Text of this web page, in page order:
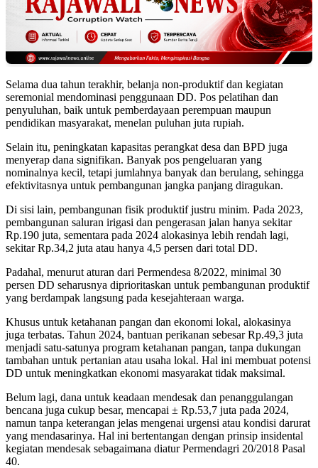
Selama dua tahun terakhir, belanja non-produktif dan kegiatan
seremonial mendominasi penggunaan DD. Pos pelatihan dan
penyuluhan, baik untuk pemberdayaan perempuan maupun
pendidikan masyarakat, menelan puluhan juta rupiah.
‎Selain itu, peningkatan kapasitas perangkat desa dan BPD juga
menyerap dana signifikan. Banyak pos pengeluaran yang
nominalnya kecil, tetapi jumlahnya banyak dan berulang, sehingga
efektivitasnya untuk pembangunan jangka panjang diragukan.
‎Di sisi lain, pembangunan fisik produktif justru minim. Pada 2023,
pembangunan saluran irigasi dan pengerasan jalan hanya sekitar
Rp.190 juta, sementara pada 2024 alokasinya lebih rendah lagi,
sekitar Rp.34,2 juta atau hanya 4,5 persen dari total DD.
Padahal, menurut aturan dari Permendesa 8/2022, minimal 30
persen DD seharusnya diprioritaskan untuk pembangunan produktif
yang berdampak langsung pada kesejahteraan warga.
Khusus untuk ketahanan pangan dan ekonomi lokal, alokasinya
juga terbatas. Tahun 2024, bantuan perikanan sebesar Rp.49,3 juta
menjadi satu-satunya program ketahanan pangan, tanpa dukungan
tambahan untuk pertanian atau usaha lokal. Hal ini membuat potensi
DD untuk meningkatkan ekonomi masyarakat tidak maksimal.
‎Belum lagi, dana untuk keadaan mendesak dan penanggulangan
bencana juga cukup besar, mencapai ± Rp.53,7 juta pada 2024,
namun tanpa keterangan jelas mengenai urgensi atau kondisi darurat
yang mendasarinya. Hal ini bertentangan dengan prinsip insidental
kegiatan mendesak sebagaimana diatur Permendagri 20/2018 Pasal
40.